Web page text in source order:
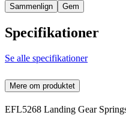
Sammenlign Gem
Specifikationer
Se alle specifikationer
Mere om produktet
EFL5268 Landing Gear